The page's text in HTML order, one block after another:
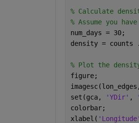
% Calculate
% Assume you
num_days = 30;
density = counts
% Plot the
figure;
set(gca,
'YDir' ,
colorbar;
xlabel( 'Longitude'